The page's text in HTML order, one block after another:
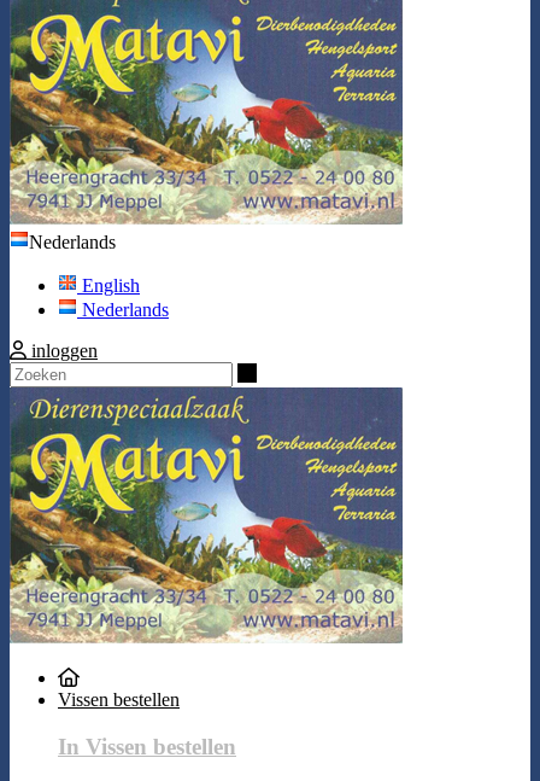
Nederlands
English
Nederlands
inloggen
Vissen bestellen
In Vissen bestellen